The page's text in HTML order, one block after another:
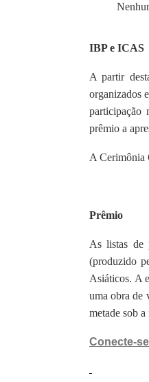
IBP e ICAS
A partir
organizados
participação
prêmio a
A Cerimônia
Prêmio
As listas de
(produzido
Asiáticos. A
uma obra de
metade sob
Conecte-